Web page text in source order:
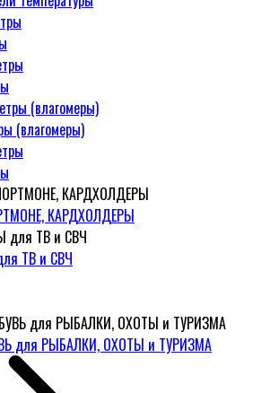
(влагомеры)
КАРДХОЛДЕРЫ
ТВ и СВЧ
для РЫБАЛКИ, ОХОТЫ и ТУРИЗМА